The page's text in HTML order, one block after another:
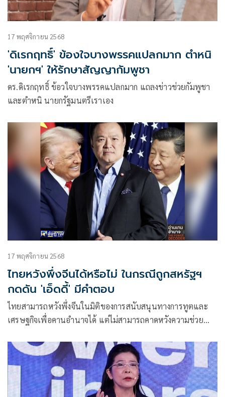
17 พฤศจิกายน 2568
'ดิเรกฤทธิ์' ข้องใจบางพรรคแปลกมาก ตำหนิ
'นายกฯ' ให้รักษาสัญญากัมพูชา
ดร.ดิเรกฤทธิ์ ข้อวใจบางพรรคแปลกมาก แถลงข่าวช่วยกัมพูชา
และตำหนิ นายกรัฐมนตรีเราเอง
17 พฤศจิกายน 2568
ไทยหวังพึ่งจีนได้หรือไม่ ในกรณีถูกสหรัฐฯ
กดดัน 'เอ็ดดี้' มีคำตอบ
ไทยสามารถหวังพึ่งจีนในมิติของการสนับสนุนทางการทูตและ
เศรษฐกิจเพื่อคานอำนาจได้ แต่ไม่สามารถคาดหวังความช่วย